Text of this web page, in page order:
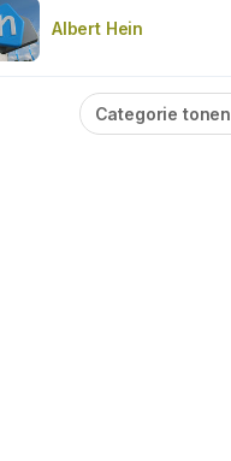
Albert Hein
Categorie tonen